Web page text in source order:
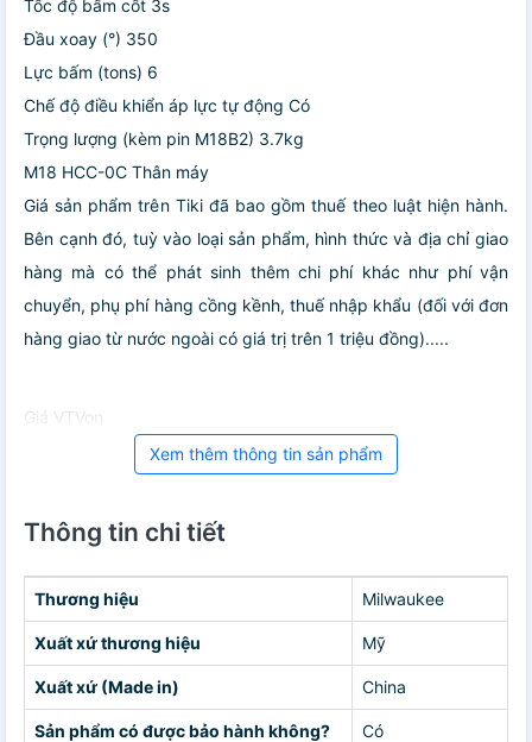
Tốc độ bấm cốt 3s
Đầu xoay (°) 350
Lực bấm (tons) 6
Chế độ điều khiển áp lực tự động Có
Trọng lượng (kèm pin M18B2) 3.7kg
M18 HCC-0C Thân máy
Giá sản phẩm trên Tiki đã bao gồm thuế theo luật hiện hành.
Bên cạnh đó, tuỳ vào loại sản phẩm, hình thức và địa chỉ giao
hàng mà có thể phát sinh thêm chi phí khác như phí vận
chuyển, phụ phí hàng cồng kềnh, thuế nhập khẩu (đối với đơn
hàng giao từ nước ngoài có giá trị trên 1 triệu đồng).....
Giá VTVon
Xem thêm thông tin sản phẩm
Thông tin chi tiết
Thương hiệu Milwaukee
Xuất xứ thương hiệu Mỹ
Xuất xứ (Made in) China
Sản phẩm có được bảo hành không? Có